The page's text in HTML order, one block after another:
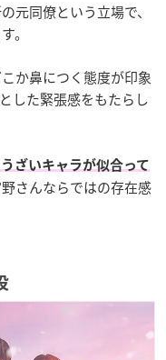
元同僚という立場で、
。
か鼻につく態度が印象
した緊張感をもたらし
ざいキャラが似合って
さんならではの存在感